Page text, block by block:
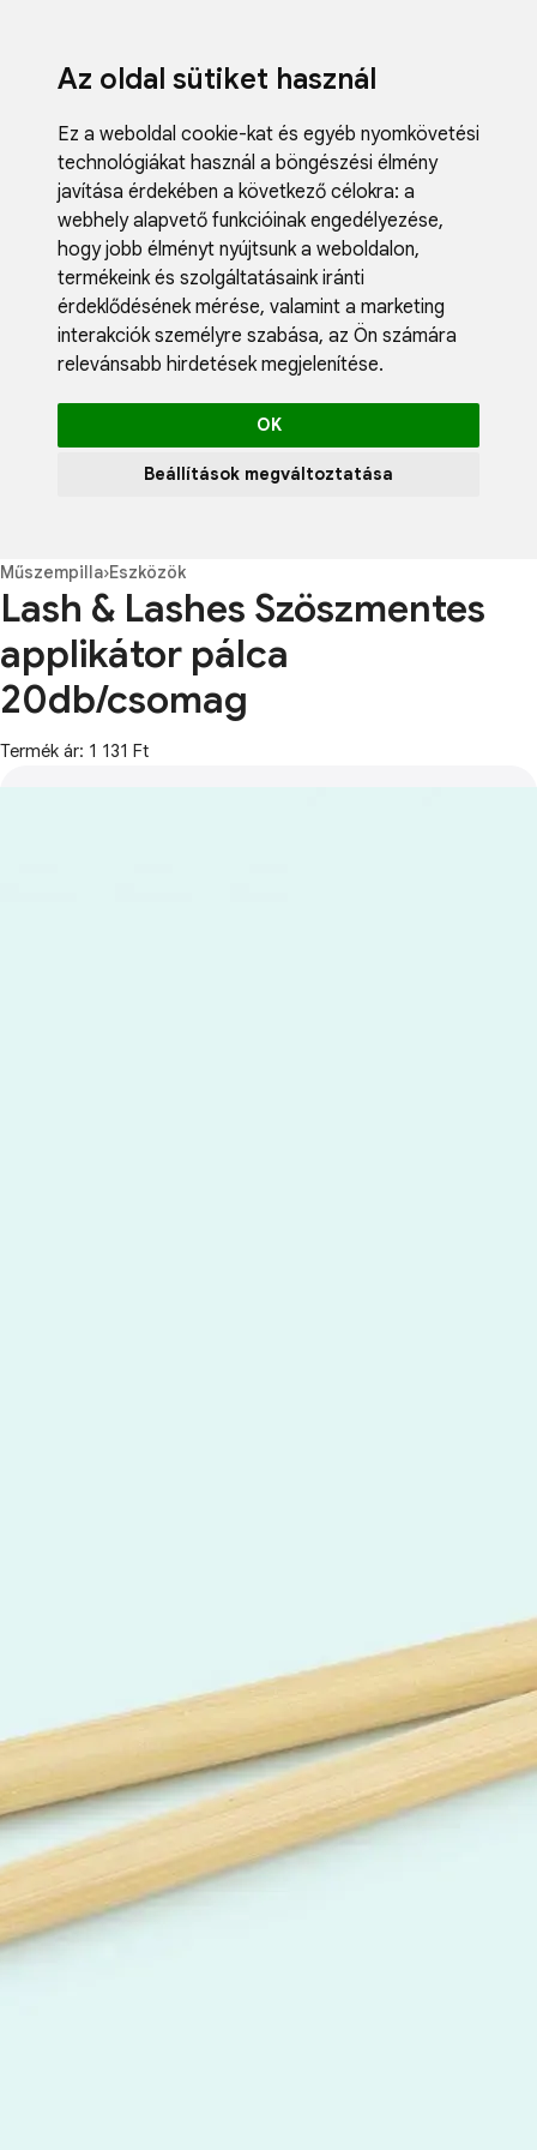
Az oldal sütiket használ
Ez a weboldal cookie-kat és egyéb nyomkövetési
technológiákat használ a böngészési élmény
javítása érdekében a következő célokra: a
webhely alapvető funkcióinak engedélyezése,
hogy jobb élményt nyújtsunk a weboldalon,
termékeink és szolgáltatásaink iránti
érdeklődésének mérése, valamint a marketing
interakciók személyre szabása, az Ön számára
relevánsabb hirdetések megjelenítése.
OK
Beállítások megváltoztatása
Blog
Műszempilla›Eszközök
Lash & Lashes Szöszmentes
applikátor pálca
20db/csomag
Termék ár: 1 131 Ft